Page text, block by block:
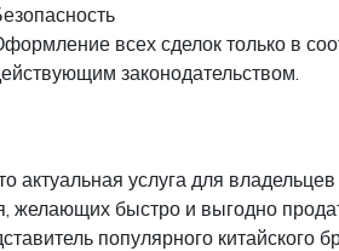
всех сделок только в
законодательством.
актуальная услуга для владельцев
желающих быстро и выгодно
популярного китайского